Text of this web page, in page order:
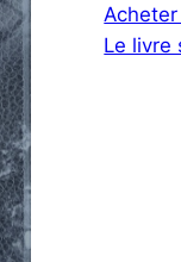
Le livre